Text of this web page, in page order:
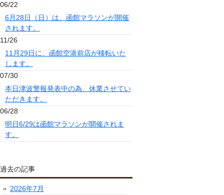
06/22
6月28日（日）は、函館マラソンが開催
されます。
11/26
11月29日に、函館空港前店が移転いた
します。
07/30
本日津波警報発表中の為、休業させてい
ただきます。
06/28
明日6/29は函館マラソンが開催されま
す。
過去の記事
2026年7月